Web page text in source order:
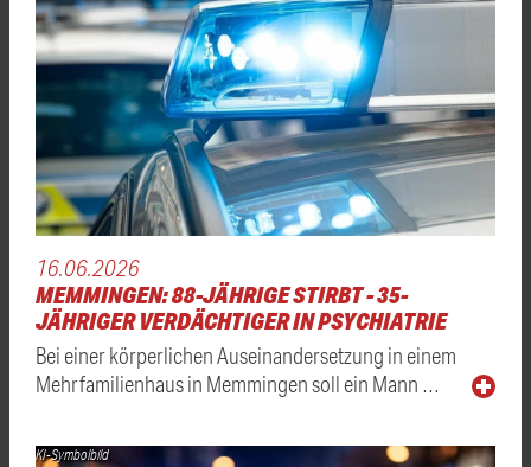
16.06.2026
MEMMINGEN: 88-JÄHRIGE STIRBT - 35-
JÄHRIGER VERDÄCHTIGER IN PSYCHIATRIE
Bei einer körperlichen Auseinandersetzung in einem
Mehrfamilienhaus in Memmingen soll ein Mann …
KI-Symbolbild